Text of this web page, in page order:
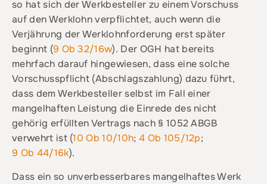
so hat sich der Werkbesteller zu einem Vorschuss
auf den Werklohn verpflichtet, auch wenn die
Verjährung der Werklohnforderung erst später
beginnt (9 Ob 32/16w). Der OGH hat bereits
mehrfach darauf hingewiesen, dass eine solche
Vorschusspflicht (Abschlagszahlung) dazu führt,
dass dem Werkbesteller selbst im Fall einer
mangelhaften Leistung die Einrede des nicht
gehörig erfüllten Vertrags nach § 1052 ABGB
verwehrt ist (10 Ob 10/10h; 4 Ob 105/12p;
9 Ob 44/16k).
Dass ein so unverbesserbares mangelhaftes Werk